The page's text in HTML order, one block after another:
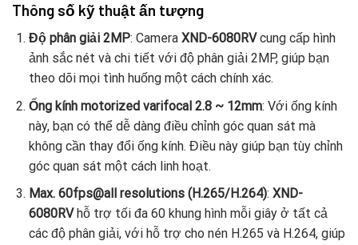
Thông số kỹ thuật ấn tượng
Độ phân giải 2MP: Camera XND-6080RVcung cấp hình
ảnh sắc nét và chi tiết với độ phân giải 2MP, giúp bạn
theo dõi mọi tình huống một cách chính xác.
Ống kính motorized varifocal 2.8 ~ 12mm: Với ống kính
này, bạn có thể dễ dàng điều chỉnh góc quan sát mà
không cần thay đổi ống kính. Điều này giúp bạn tùy chỉnh
góc quan sát một cách linh hoạt.
Max. 60fps@all resolutions (H.265/H.264): XND-
6080RV hỗ trợ tối đa 60 khung hình mỗi giây ở tất cả
các độ phân giải, với hỗ trợ cho nén H.265 và H.264, giúp